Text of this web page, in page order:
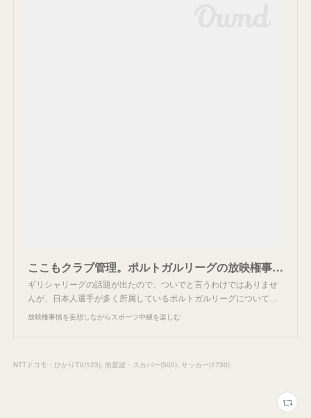
ここもクラブ管理。ポルトガルリーグの放映権事情。
ギリシャリーグの話題が出たので、ついでと言うわけではありませ
んが、日本人選手が多く所属しているポルトガルリーグについて…
放映権事情を妄想しながらスポーツ中継を楽しむ
NTTドコモ・ひかりTV(123) 衛星波・スカパー(500) サッカー(1730)